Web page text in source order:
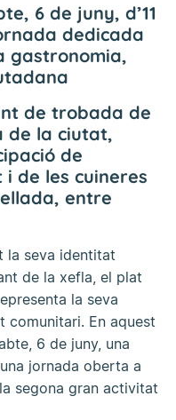
6 de juny, d’11
dedicada
gastronomia,
de trobada de
de la ciutat,
de
de les cuineres
entre
la seva identitat
de la xefla, el plat
la seva
comunitari. En aquest
6 de juny, una
jornada oberta a
segona gran activitat